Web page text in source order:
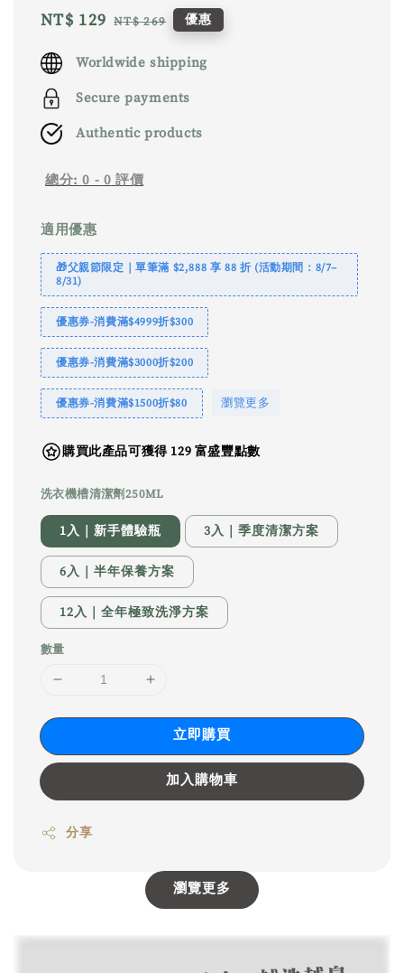
Sale
NT$ 129 Regular
NT$ 269 優惠
Worldwide shipping
Secure payments
Authentic products
總分:0 - 0 評價
適用優惠
🎁父親節限定｜單筆滿 $2,888 享 88 折 (活動期間：8/7–
8/31)
優惠券-消費滿$4999折$300
優惠券-消費滿$3000折$200
優惠券-消費滿$1500折$80 瀏覽更多
購買此產品可獲得 129 富盛豐點數
洗衣機槽清潔劑250ML
1入｜新手體驗瓶 3入｜季度清潔方案
6入｜半年保養方案
12入｜全年極致洗淨方案
數量
立即購買
加入購物車
分享
瀏覽更多